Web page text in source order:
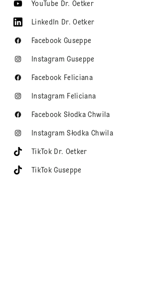
YouTube Dr. Oetker
LinkedIn Dr. Oetker
Facebook Guseppe
Instagram Guseppe
Facebook Feliciana
Instagram Feliciana
Facebook Słodka Chwila
Instagram Słodka Chwila
TikTok Dr. Oetker
TikTok Guseppe